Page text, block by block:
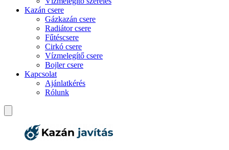
Kazán csere
Gázkazán csere
Radiátor csere
Fűtéscsere
Cirkó csere
Vízmelegítő csere
Bojler csere
Kapcsolat
Ajánlatkérés
Rólunk